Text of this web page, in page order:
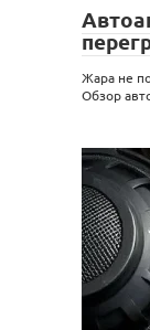
Жара не
Обзор